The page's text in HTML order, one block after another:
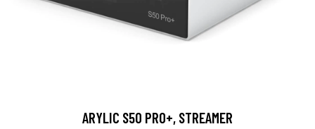
ARYLIC S50 PRO+, STREAMER